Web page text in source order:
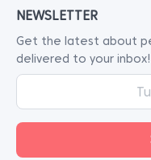
NEWSLETTER
Get the latest about
delivered to your inbox!